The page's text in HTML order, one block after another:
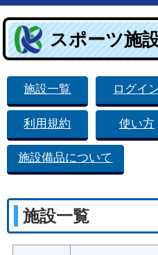
スポーツ施
施設一覧 ログイ
利用規約 使い方
施設備品について
施設一覧